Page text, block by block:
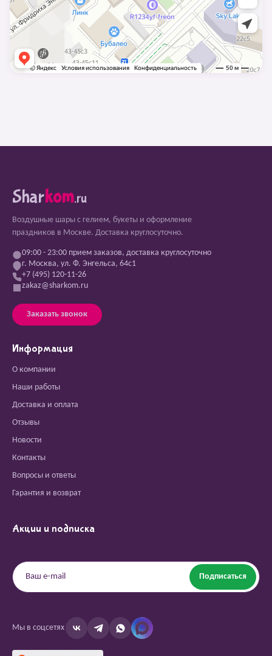
Sharkom.ru
Воздушные шары с гелием, букеты и оформление
праздников в Москве. Доставка круглосуточно.
09:00 - 23:00 прием заказов, доставка круглосуточно
г. Москва, ул. Ф. Энгельса, 64с1
+7 (495) 120-11-26
zakaz@sharkom.ru
Заказать звонок
Информация
О компании
Наши работы
Доставка и оплата
Отзывы
Новости
Контакты
Вопросы и ответы
Гарантия и возврат
Акции и подписка
Подписаться
Мы в соцсетях